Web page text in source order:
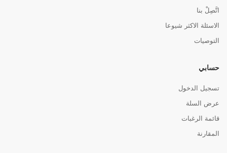
اتَّصِلْ بنا
الاسئلة الاكثر شيوعا
التوصيات
حسابي
تسجيل الدخول
عرض السلة
قائمة الرغبات
المقارنة